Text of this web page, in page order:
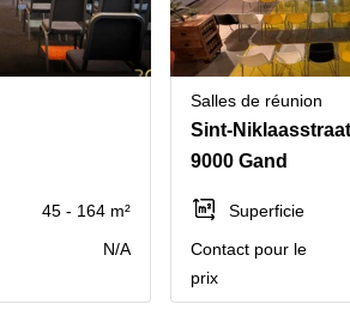
45 - 164 m²
N/A
Salles de réunion
Sint-
9000 Gand
Superficie
Contact pour le
prix